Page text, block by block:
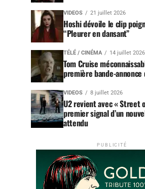
VIDEOS 21 juillet 2026
Hoshi dévoile le clip
“Pleurer en dansant”
TÉLÉ / CINÉMA 14 juillet 2026
Tom Cruise
première bande-annonce
VIDEOS 8 juillet 2026
U2 revient avec « Street
premier signal d’un
attendu
PUBLICITÉ